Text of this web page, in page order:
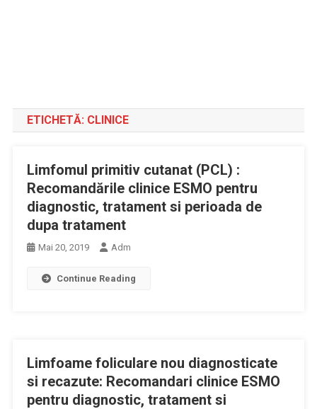
ETICHETĂ: CLINICE
Limfomul primitiv cutanat (PCL) :
Recomandările clinice ESMO pentru
diagnostic, tratament si perioada de
dupa tratament
Mai 20, 2019 Adm
Continue Reading
Limfoame foliculare nou diagnosticate
si recazute: Recomandari clinice ESMO
pentru diagnostic, tratament si